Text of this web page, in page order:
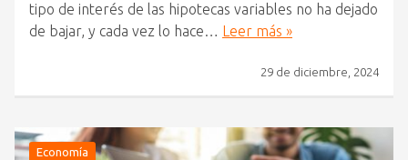
tipo de interés de las hipotecas variables no ha dejado
de bajar, y cada vez lo hace…
Leer más »
29 de diciembre, 2024
Economía